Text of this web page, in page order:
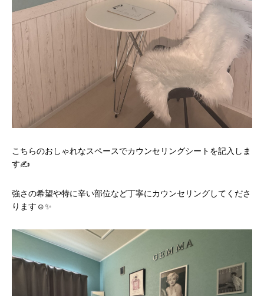
こちらのおしゃれなスペースでカウンセリングシートを記入しま
す✍️
強さの希望や特に辛い部位など丁寧にカウンセリングしてくださ
ります☺️✨